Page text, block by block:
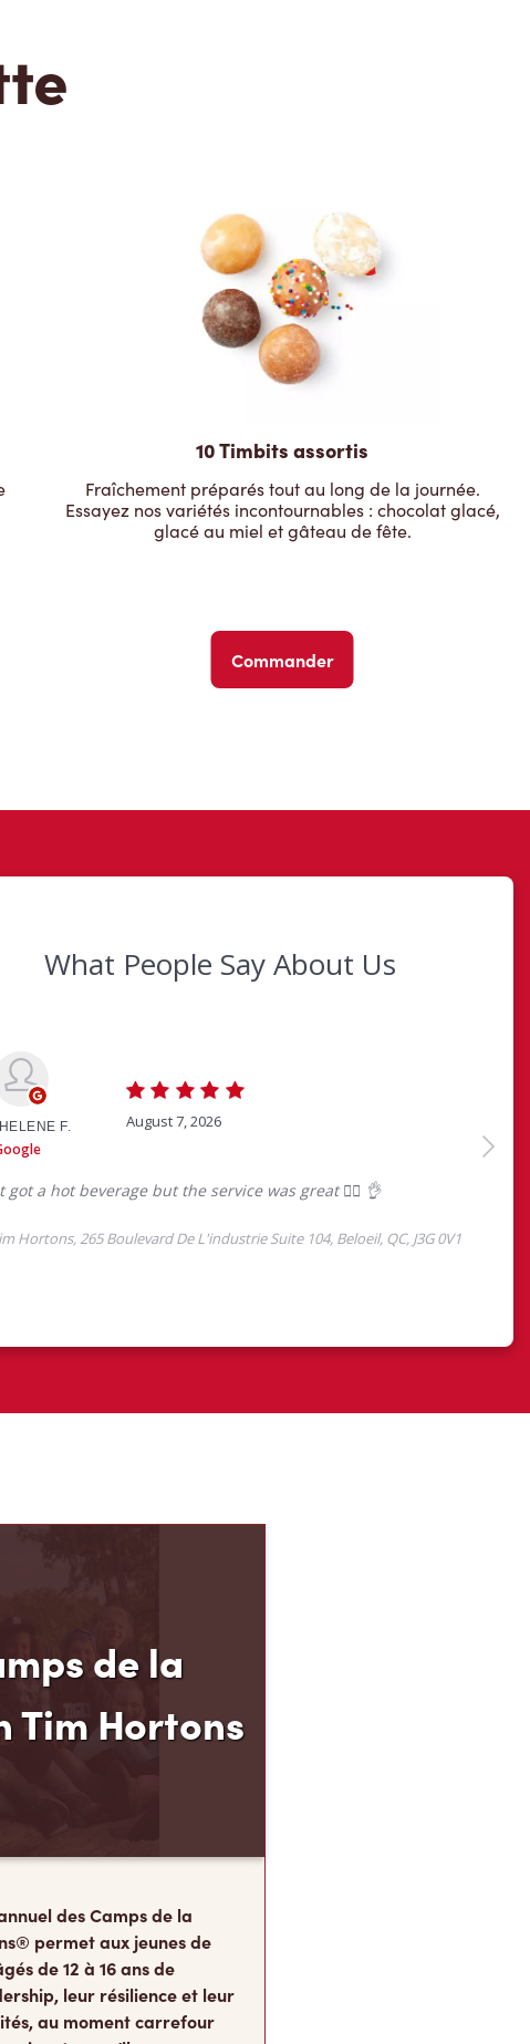
10 Timbits assortis
Fraîchement préparés tout au long de la journée.
Essayez nos variétés incontournables : chocolat glacé,
glacé au miel et gâteau de fête.
Commander
de la
Tim Hortons
des Camps de la
permet aux jeunes de
de 12 à 16 ans de
leur résilience et leur